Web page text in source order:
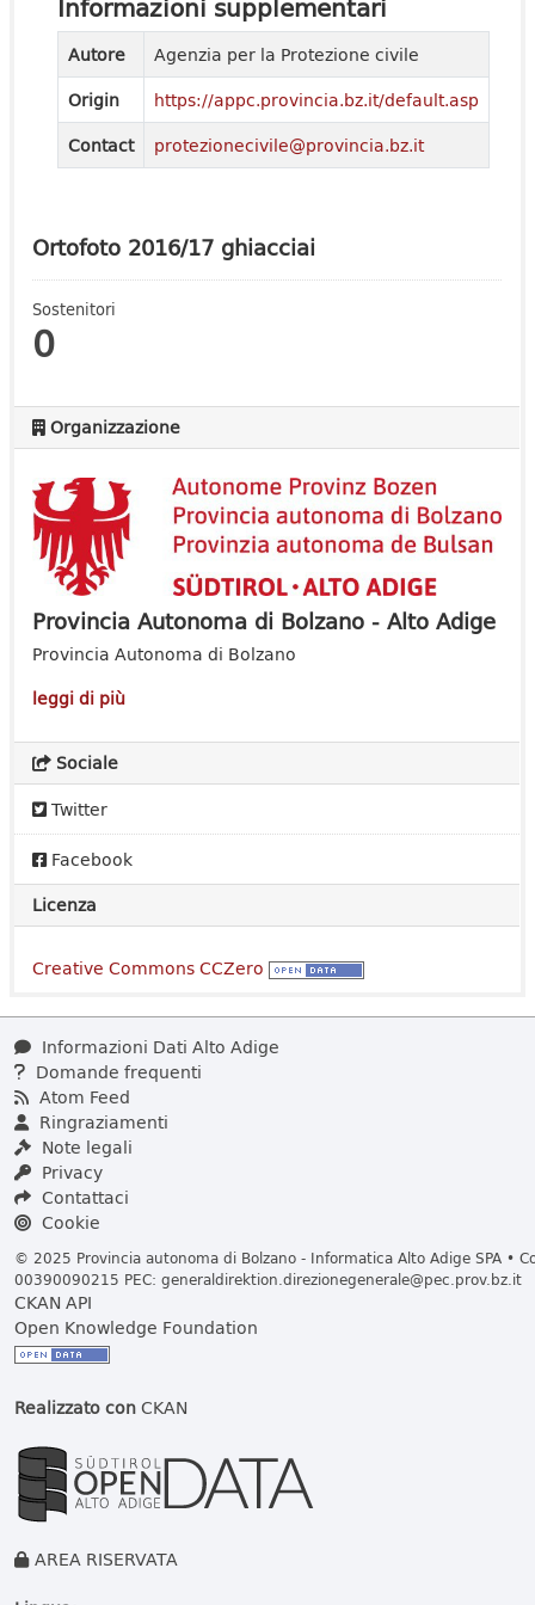
Ortofoto 2016/17 ghiacciai
Sostenitori
0
Organizzazione
Provincia Autonoma di Bolzano - Alto Adige
Provincia Autonoma di Bolzano
leggi di più
Sociale
Twitter
Facebook
Licenza
Creative Commons CCZero
Autore
Agenzia per la Protezione civile
Origin
https://appc.provincia.bz.it/default.asp
Contact
protezionecivile@provincia.bz.it
Informazioni Dati Alto Adige
Domande frequenti
Atom Feed
Ringraziamenti
Note legali
Privacy
Contattaci
Cookie
© 2025 Provincia autonoma di Bolzano - Informatica Alto Adige SPA •
00390090215 PEC: generaldirektion.direzionegenerale@pec.prov.bz.it
CKAN API
Open Knowledge Foundation
Realizzato conCKAN
AREA RISERVATA